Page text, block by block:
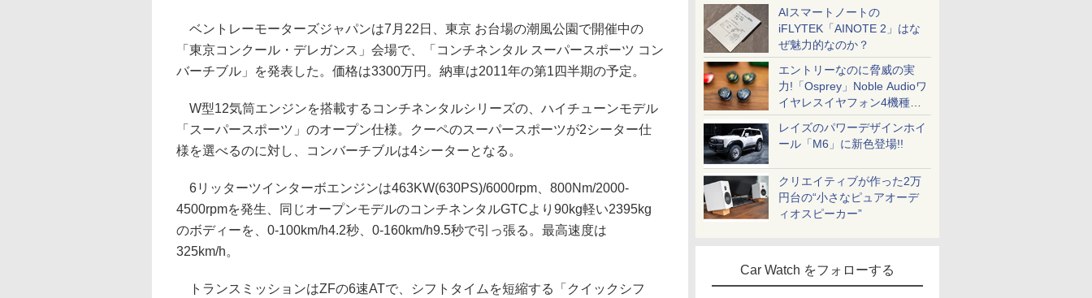
AIスマートノートの
iFLYTEK「AINOTE 2」はな
ぜ魅力的なのか？
エントリーなのに脅威の実
力!「Osprey」Noble Audioワ
イヤレスイヤフォン4機種を
一気に聴く
レイズのパワーデザインホイ
ール「M6」に新色登場!!
クリエイティブが作った2万
円台の“小さなピュアオーデ
ィオスピーカー”
Car Watch をフォローする
ベントレーモーターズジャパンは7月22日、東京 お台場の潮風公園で開催中の
「東京コンクール・デレガンス」会場で、「コンチネンタル スーパースポーツ コン
バーチブル」を発表した。価格は3300万円。納車は2011年の第1四半期の予定。
W型12気筒エンジンを搭載するコンチネンタルシリーズの、ハイチューンモデル
「スーパースポーツ」のオープン仕様。クーペのスーパースポーツが2シーター仕
様を選べるのに対し、コンバーチブルは4シーターとなる。
6リッターツインターボエンジンは463KW(630PS)/6000rpm、800Nm/2000-
4500rpmを発生、同じオープンモデルのコンチネンタルGTCより90kg軽い2395kg
のボディーを、0-100km/h4.2秒、0-160km/h9.5秒で引っ張る。最高速度は
325km/h。
トランスミッションはZFの6速ATで、シフトタイムを短縮する「クイックシフ